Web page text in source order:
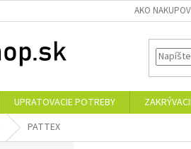
AKO
UPRATOVACIE POTREBY
PATTEX